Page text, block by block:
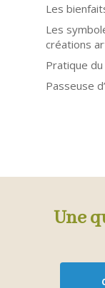
Les
Les
créations
Pratique
Passeuse
Une